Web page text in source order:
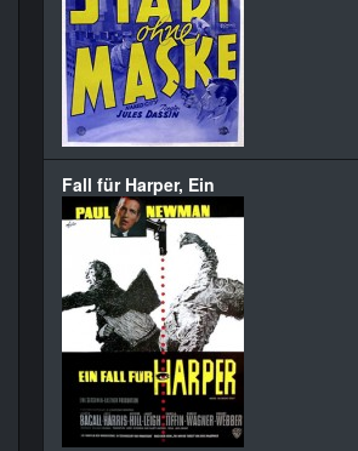
Fall für Harper, Ein